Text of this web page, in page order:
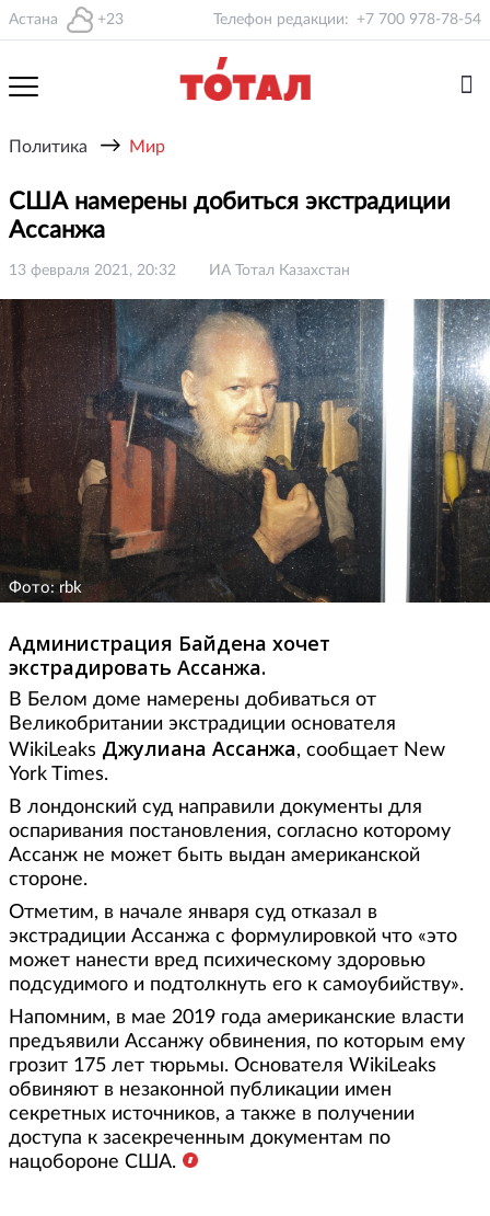
Астана +23 Телефон редакции: +7 700 978-78-54
Политика → Мир
США намерены добиться экстрадиции
Ассанжа
13 февраля 2021, 20:32 ИА Тотал Казахстан
Фото: rbk
Администрация Байдена хочет
экстрадировать Ассанжа.
В Белом доме намерены добиваться от
Великобритании экстрадиции основателя
WikiLeaks Джулиана Ассанжа, сообщает New
York Times.
В лондонский суд направили документы для
оспаривания постановления, согласно которому
Ассанж не может быть выдан американской
стороне.
Отметим, в начале января суд отказал в
экстрадиции Ассанжа с формулировкой что «это
может нанести вред психическому здоровью
подсудимого и подтолкнуть его к самоубийству».
Напомним, в мае 2019 года американские власти
предъявили Ассанжу обвинения, по которым ему
грозит 175 лет тюрьмы. Основателя WikiLeaks
обвиняют в незаконной публикации имен
секретных источников, а также в получении
доступа к засекреченным документам по
нацобороне США.